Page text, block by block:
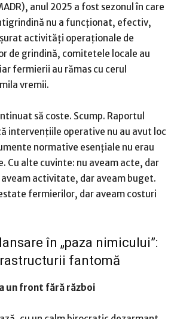
anul 2025 a fost sezonul în care
nu a funcționat, efectiv,
activități operaționale de
de grindină, comitetele locale au
fermierii au rămas cu cerul
vremii.
să coste. Scump. Raportul
intervențiile operative nu au avut loc
normative esențiale nu erau
Cu alte cuvinte: nu aveam acte, dar
activitate, dar aveam buget.
fermierilor, dar aveam costuri
în „paza nimicului”:
fantomă
un front fără război